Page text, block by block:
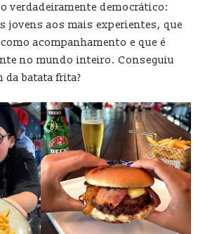
verdadeiramente democrático:
jovens aos mais experientes, que
acompanhamento e que é
no mundo inteiro. Conseguiu
da batata frita?